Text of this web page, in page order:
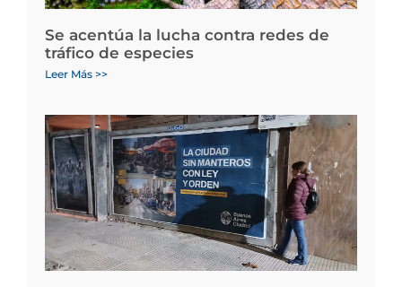
Se acentúa la lucha contra redes de
tráfico de especies
Leer Más >>